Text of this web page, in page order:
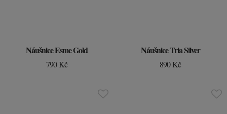
Náušnice Esme Gold
790 Kč
Náušnice Tria Silver
890 Kč